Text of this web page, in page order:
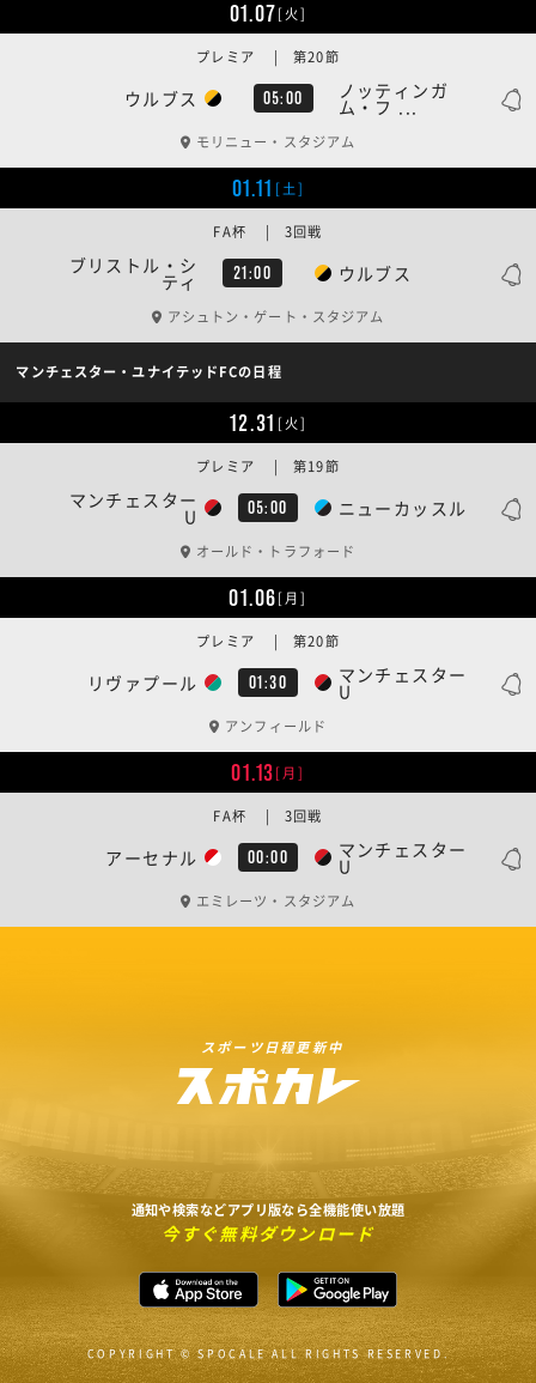
01.07[火]
ウルブス 05:00 ノッティンガ
ム・フ ...
プレミア | 第20節
モリニュー・スタジアム
01.11 [土]
ブリストル・シ
ティ 21:00 ウルブス
FA杯 | 3回戦
アシュトン・ゲート・スタジアム
マンチェスター・ユナイテッドFCの日程
12.31 [火]
マンチェスター
U 05:00 ニューカッスル
プレミア | 第19節
オールド・トラフォード
01.06[月]
リヴァプール 01:30 マンチェスター
U
プレミア | 第20節
アンフィールド
01.13[月]
アーセナル 00:00 マンチェスター
U
FA杯 | 3回戦
エミレーツ・スタジアム
スポーツ日程更新中
通知や検索などアプリ版なら全機能使い放題
今すぐ無料ダウンロード
COPYRIGHT © SPOCALE ALL RIGHTS RESERVED.